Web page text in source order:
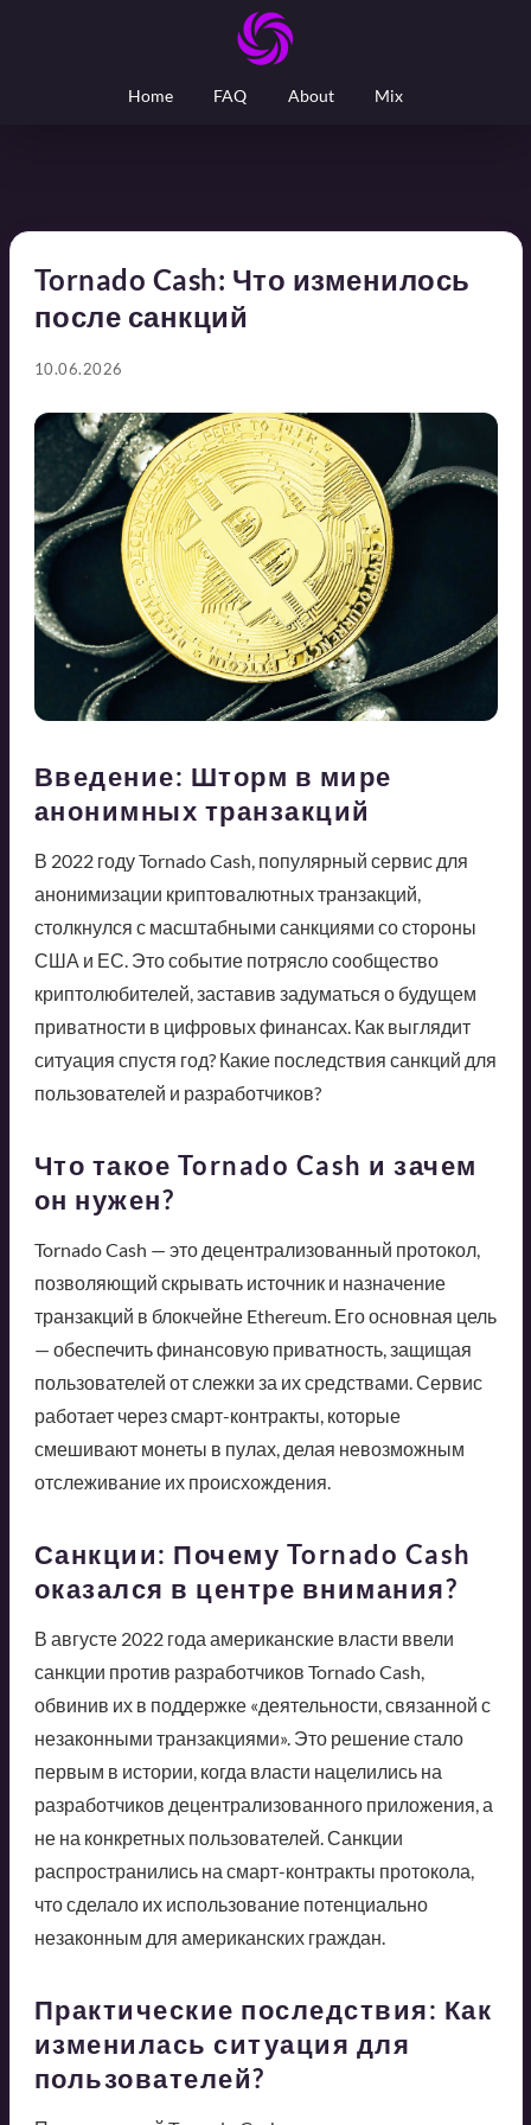
Home FAQ About Mix
Tornado Cash: Что изменилось
после санкций
10.06.2026
Введение: Шторм в мире
анонимных транзакций
В 2022 году Tornado Cash, популярный сервис для
анонимизации криптовалютных транзакций,
столкнулся с масштабными санкциями со стороны
США и ЕС. Это событие потрясло сообщество
криптолюбителей, заставив задуматься о будущем
приватности в цифровых финансах. Как выглядит
ситуация спустя год? Какие последствия санкций для
пользователей и разработчиков?
Что такое Tornado Cash и зачем
он нужен?
Tornado Cash — это децентрализованный протокол,
позволяющий скрывать источник и назначение
транзакций в блокчейне Ethereum. Его основная цель
— обеспечить финансовую приватность, защищая
пользователей от слежки за их средствами. Сервис
работает через смарт-контракты, которые
смешивают монеты в пулах, делая невозможным
отслеживание их происхождения.
Санкции: Почему Tornado Cash
оказался в центре внимания?
В августе 2022 года американские власти ввели
санкции против разработчиков Tornado Cash,
обвинив их в поддержке «деятельности, связанной с
незаконными транзакциями». Это решение стало
первым в истории, когда власти нацелились на
разработчиков децентрализованного приложения, а
не на конкретных пользователей. Санкции
распространились на смарт-контракты протокола,
что сделало их использование потенциально
незаконным для американских граждан.
Практические последствия: Как
изменилась ситуация для
пользователей?